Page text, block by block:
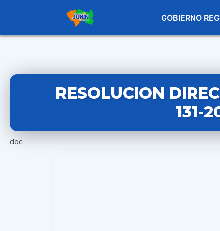
GOBIERNO
RESOLUCION
131-
doc.